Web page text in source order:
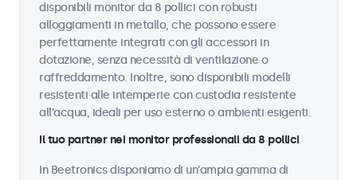
disponibili monitor da 8 pollici con robusti
alloggiamenti in metallo, che possono essere
perfettamente integrati con gli accessori in
dotazione, senza necessità di ventilazione o
raffreddamento. Inoltre, sono disponibili modelli
resistenti alle intemperie con custodia resistente
all'acqua, ideali per uso esterno o ambienti esigenti.
Il tuo partner nei monitor professionali da 8 pollici
In Beetronics disponiamo di un'ampia gamma di